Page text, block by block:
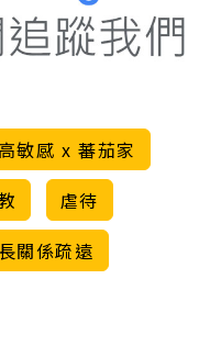
高敏感 x 蕃茄家
虐待
關係疏遠